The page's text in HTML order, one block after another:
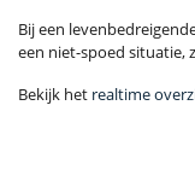
Bij een
een niet-spoed situatie,
Bekijk het realtime